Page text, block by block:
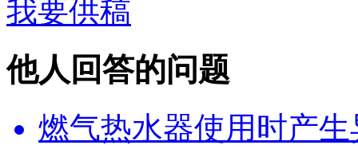
我要供稿
他人回答的问题
燃气热水器使用时产